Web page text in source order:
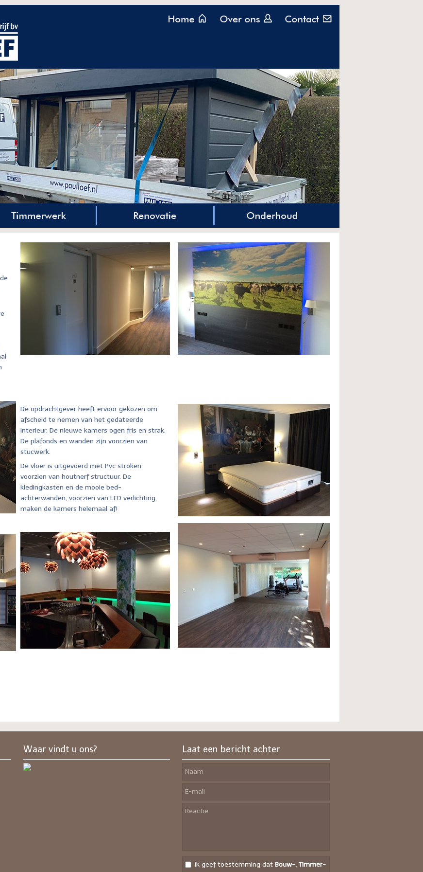
De opdrachtgever heeft ervoor gekozen om
afscheid te nemen van het gedateerde
interieur. De nieuwe kamers ogen fris en strak.
De plafonds en wanden zijn voorzien van
stucwerk.
De vloer is uitgevoerd met Pvc stroken
voorzien van houtnerf structuur. De
kledingkasten en de mooie bed-
achterwanden, voorzien van LED verlichting,
maken de kamers helemaal af!
Waar vindt u ons? Laat een bericht achter
Ik geef toestemming dat Bouw-, Timmer-